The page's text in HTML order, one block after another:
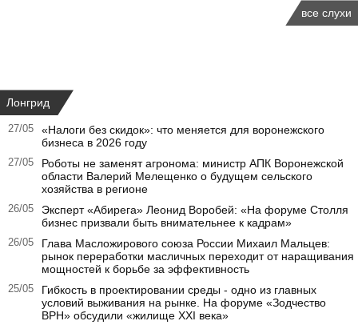
все слухи
Лонгрид
27/05
«Налоги без скидок»: что меняется для воронежского
бизнеса в 2026 году
27/05
Роботы не заменят агронома: министр АПК Воронежской
области Валерий Мелещенко о будущем сельского
хозяйства в регионе
26/05
Эксперт «Абирега» Леонид Воробей: «На форуме Столля
бизнес призвали быть внимательнее к кадрам»
26/05
Глава Масложирового союза России Михаил Мальцев:
рынок переработки масличных переходит от наращивания
мощностей к борьбе за эффективность
25/05
Гибкость в проектировании среды - одно из главных
условий выживания на рынке. На форуме «Зодчество
ВРН» обсудили «жилище XXI века»